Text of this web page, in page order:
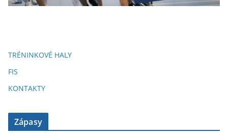
TRÉNINKOVÉ HALY
FIS
KONTAKTY
Zápasy